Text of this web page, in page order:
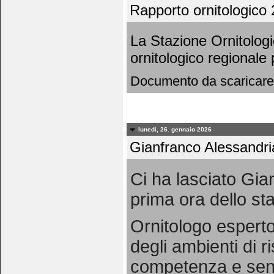
Rapporto ornitologico
La Stazione
ornitologico regionale
Documento da
lunedì, 26. gennaio 2026
Gianfranco
Ci ha lasciato
prima ora dello
Ornitologo
degli ambienti di
competenza e